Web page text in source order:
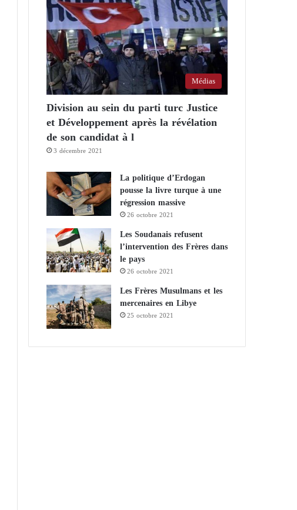
Médias
Division au sein du parti turc Justice
et Développement après la révélation
de son candidat à l
3 décembre 2021
La politique d’Erdogan
pousse la livre turque à une
régression massive
26 octobre 2021
Les Soudanais refusent
l’intervention des Frères dans
le pays
26 octobre 2021
Les Frères Musulmans et les
mercenaires en Libye
25 octobre 2021